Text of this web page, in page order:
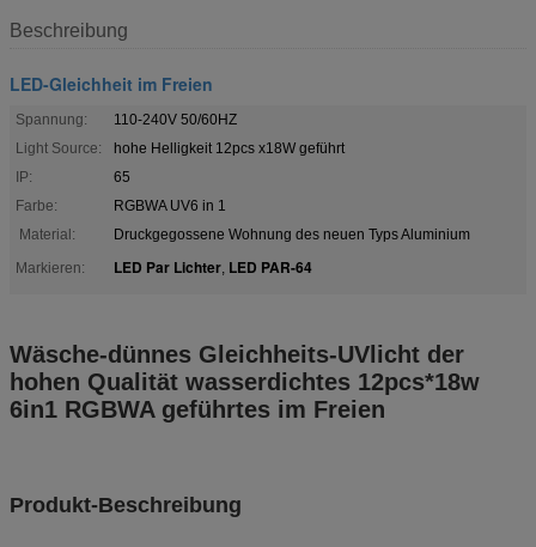
Beschreibung
LED-Gleichheit im Freien
Spannung:
110-240V 50/60HZ
Light Source:
hohe Helligkeit 12pcs x18W geführt
IP:
65
Farbe:
RGBWA UV6 in 1
Material:
Druckgegossene Wohnung des neuen Typs Aluminium
Markieren:
LED Par Lichter, LED PAR-64
Wäsche-dünnes Gleichheits-UVlicht der
hohen Qualität wasserdichtes 12pcs*18w
6in1 RGBWA geführtes im Freien
Produkt-Beschreibung